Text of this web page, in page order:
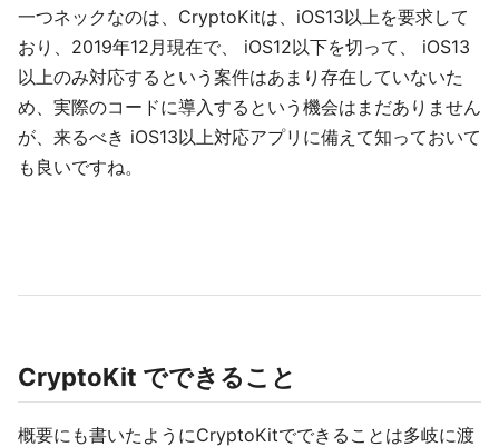
一つネックなのは、CryptoKitは、iOS13以上を要求して
おり、2019年12月現在で、 iOS12以下を切って、 iOS13
以上のみ対応するという案件はあまり存在していないた
め、実際のコードに導入するという機会はまだありません
が、来るべき iOS13以上対応アプリに備えて知っておいて
も良いですね。
CryptoKit でできること
概要にも書いたようにCryptoKitでできることは多岐に渡